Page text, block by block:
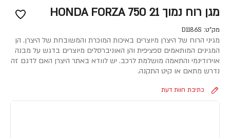
מגן רוח נמוך HONDA FORZA 750 21
מק"ט: D1186S
מגיני הרוח של היצרן מיוצרים באיכות המוכרת והמשובחת של היצרן. הן
המגינים המותאמים ספציפית והן האוניברסלים מיוצרים בדגש על מבנה
אוירודינמי והתאמה מושלמת לרכב. יש לוודא באתר היצרן האם לדגם זה
נדרש מתאם או קיט התקנה.
כתיבת חוות דעת